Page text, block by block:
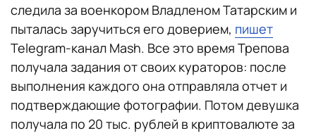
следила за военкором Владленом Татарским и
пыталась заручиться его доверием, пишет
Telegram-канал Mash. Все это время Трепова
получала задания от своих кураторов: после
выполнения каждого она отправляла отчет и
подтверждающие фотографии. Потом девушка
получала по 20 тыс. рублей в криптовалюте за